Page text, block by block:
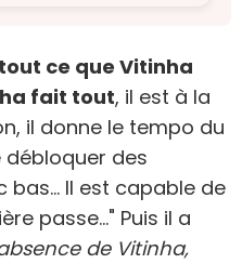
tout ce que Vitinha
fait tout, il est à la
il donne le tempo du
des
bas… Il est capable de
passe…" Puis il a
absence de Vitinha,